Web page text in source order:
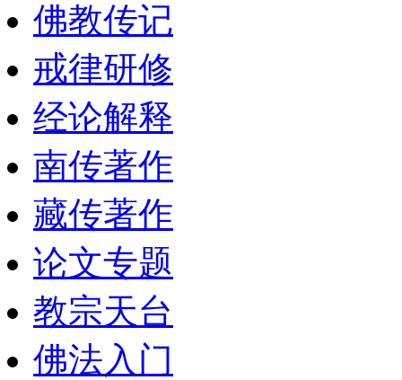
佛教传记
戒律研修
经论解释
南传著作
藏传著作
论文专题
教宗天台
佛法入门